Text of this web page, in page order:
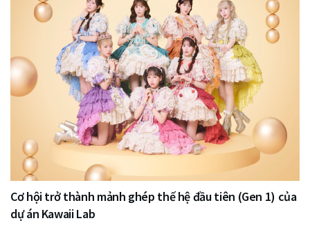
Cơ hội trở thành mảnh ghép thế hệ đầu tiên (Gen 1) của
dự án Kawaii Lab